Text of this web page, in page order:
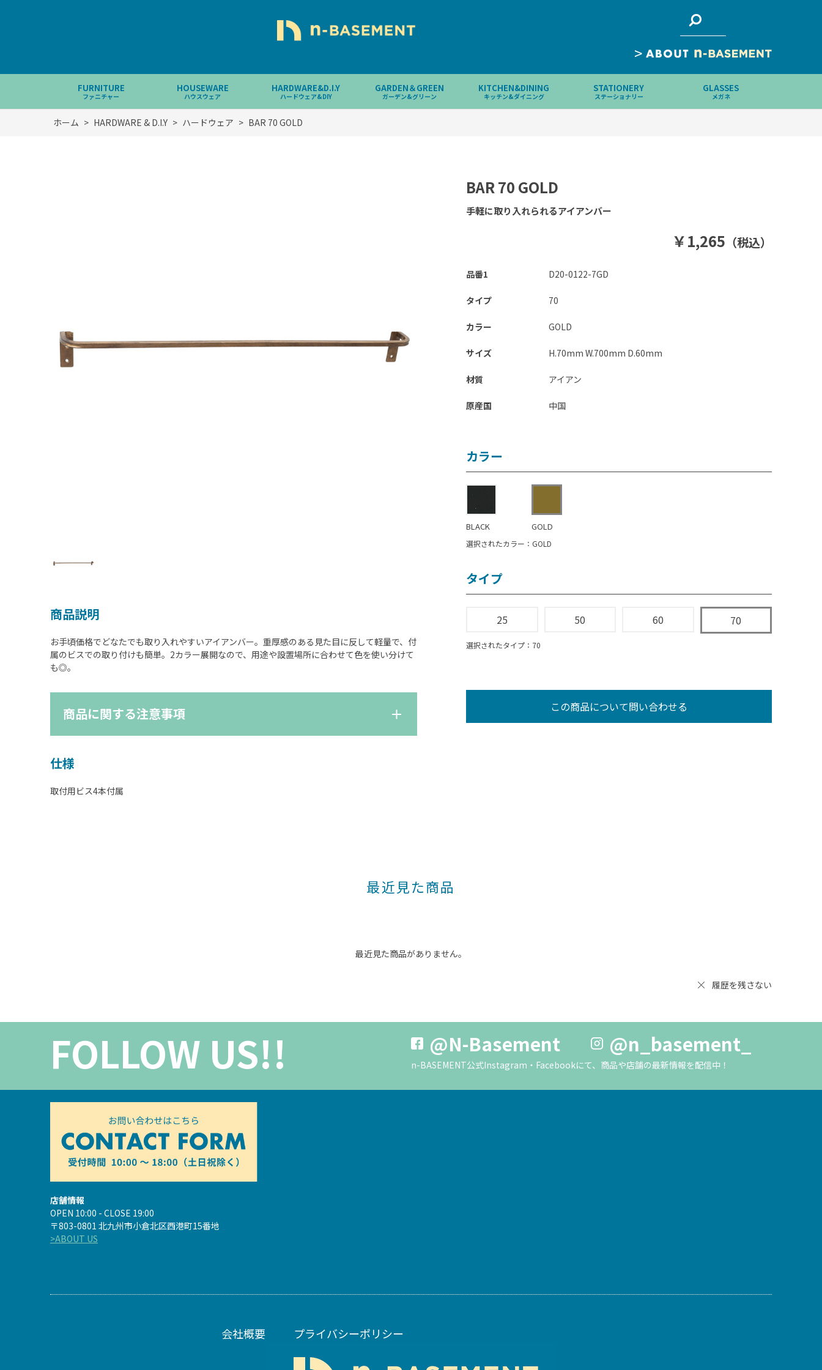
>
FURNITURE
ファニチャー
HOUSEWARE
ハウスウェア
HARDWARE&D.I.Y
ハードウェア&DIY
GARDEN＆GREEN
ガーデン&グリーン
KITCHEN&DINING
キッチン&ダイニング
STATIONERY
ステーショナリー
GLASSES
メガネ
ホーム > HARDWARE & D.I.Y > ハードウェア > BAR 70 GOLD
商品説明
お手頃価格でどなたでも取り入れやすいアイアンバー。重厚感のある見た目に反して軽量で、付
属のビスでの取り付けも簡単。2カラー展開なので、用途や設置場所に合わせて色を使い分けて
も◎。
商品に関する注意事項
仕様
取付用ビス4本付属
手軽に取り入れられるアイアンバー
BAR 70 GOLD
￥1,265 （税込）
品番1 D20-0122-7GD
タイプ 70
カラー GOLD
サイズ H.70mm W.700mm D.60mm
材質 アイアン
原産国 中国
カラー
BLACK GOLD
選択されたカラー：GOLD
タイプ
25 50 60 70
選択されたタイプ：70
この商品について問い合わせる
最近見た商品
最近見た商品がありません。
履歴を残さない
FOLLOW US!! @N-Basement @n_basement_
n-BASEMENT公式Instagram・Facebookにて、商品や店舗の最新情報を配信中！
店舗情報
OPEN 10:00 - CLOSE 19:00
〒803-0801 北九州市小倉北区西港町15番地
>ABOUT US
会社概要 プライバシーポリシー